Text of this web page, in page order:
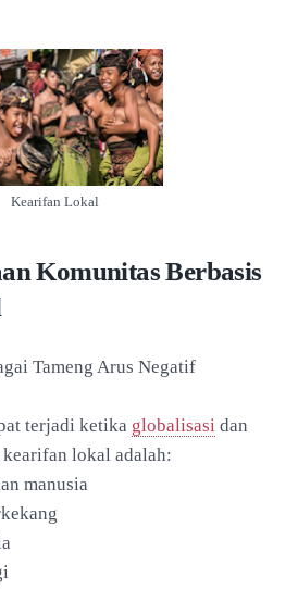
Kearifan Lokal
Komunitas Berbasis
Tameng Arus Negatif
terjadi ketika globalisasi dan
lokal adalah:
manusia